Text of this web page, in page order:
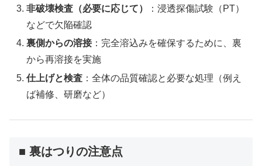
非破壊検査（必要に応じて）
：浸透探傷試験（PT）
などで欠陥確認
裏側からの溶接：完全溶込みを確保するために、裏
から再溶接を実施
仕上げと検査 ：全体の品質確認と必要な処理（例え
ば補修、研磨など）
■ 裏はつりの注意点